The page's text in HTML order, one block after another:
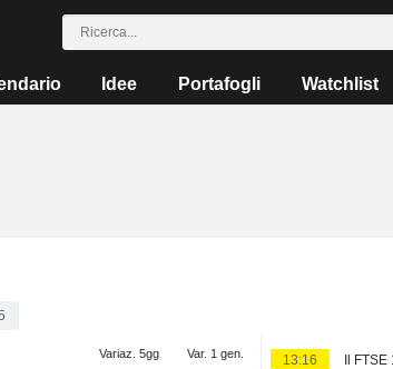
Idee Portafogli Watchlist
Variaz. 5gg Var. 1 gen. 13:16